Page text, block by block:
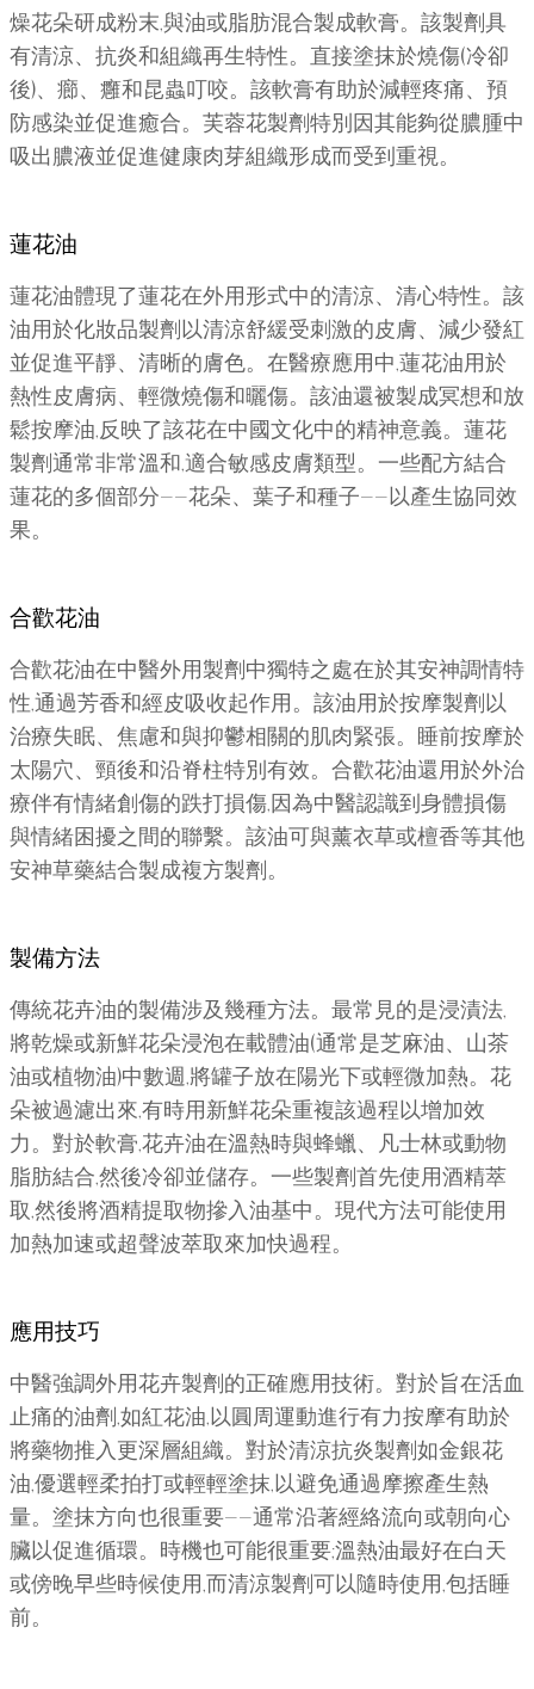
燥花朵研成粉末,與油或脂肪混合製成軟膏。該製劑具
有清涼、抗炎和組織再生特性。直接塗抹於燒傷(冷卻
後)、癤、癰和昆蟲叮咬。該軟膏有助於減輕疼痛、預
防感染並促進癒合。芙蓉花製劑特別因其能夠從膿腫中
吸出膿液並促進健康肉芽組織形成而受到重視。
蓮花油
蓮花油體現了蓮花在外用形式中的清涼、清心特性。該
油用於化妝品製劑以清涼舒緩受刺激的皮膚、減少發紅
並促進平靜、清晰的膚色。在醫療應用中,蓮花油用於
熱性皮膚病、輕微燒傷和曬傷。該油還被製成冥想和放
鬆按摩油,反映了該花在中國文化中的精神意義。蓮花
製劑通常非常溫和,適合敏感皮膚類型。一些配方結合
蓮花的多個部分——花朵、葉子和種子——以產生協同效
果。
合歡花油
合歡花油在中醫外用製劑中獨特之處在於其安神調情特
性,通過芳香和經皮吸收起作用。該油用於按摩製劑以
治療失眠、焦慮和與抑鬱相關的肌肉緊張。睡前按摩於
太陽穴、頸後和沿脊柱特別有效。合歡花油還用於外治
療伴有情緒創傷的跌打損傷,因為中醫認識到身體損傷
與情緒困擾之間的聯繫。該油可與薰衣草或檀香等其他
安神草藥結合製成複方製劑。
製備方法
傳統花卉油的製備涉及幾種方法。最常見的是浸漬法,
將乾燥或新鮮花朵浸泡在載體油(通常是芝麻油、山茶
油或植物油)中數週,將罐子放在陽光下或輕微加熱。花
朵被過濾出來,有時用新鮮花朵重複該過程以增加效
力。對於軟膏,花卉油在溫熱時與蜂蠟、凡士林或動物
脂肪結合,然後冷卻並儲存。一些製劑首先使用酒精萃
取,然後將酒精提取物摻入油基中。現代方法可能使用
加熱加速或超聲波萃取來加快過程。
應用技巧
中醫強調外用花卉製劑的正確應用技術。對於旨在活血
止痛的油劑,如紅花油,以圓周運動進行有力按摩有助於
將藥物推入更深層組織。對於清涼抗炎製劑如金銀花
油,優選輕柔拍打或輕輕塗抹,以避免通過摩擦產生熱
量。塗抹方向也很重要——通常沿著經絡流向或朝向心
臟以促進循環。時機也可能很重要;溫熱油最好在白天
或傍晚早些時候使用,而清涼製劑可以隨時使用,包括睡
前。